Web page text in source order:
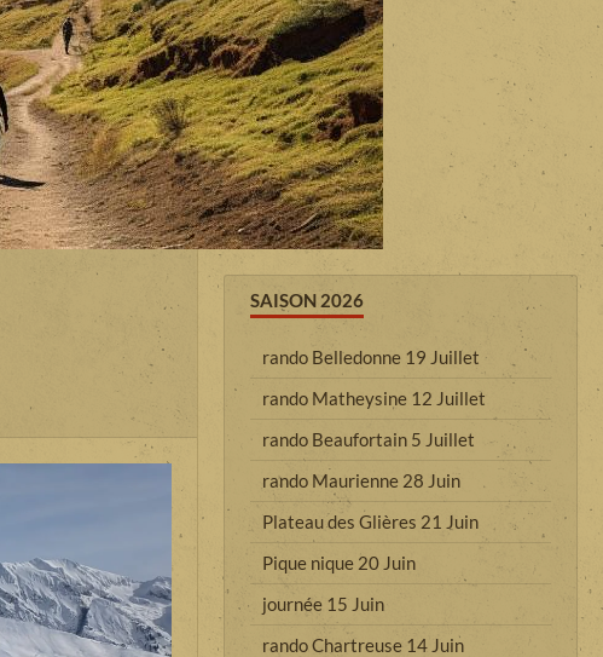
SAISON 2026
rando Belledonne 19 Juillet
rando Matheysine 12 Juillet
rando Beaufortain 5 Juillet
rando Maurienne 28 Juin
Plateau des Glières 21 Juin
Pique nique 20 Juin
journée 15 Juin
rando Chartreuse 14 Juin